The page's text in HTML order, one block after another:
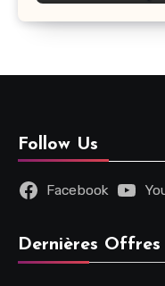
Follow Us
Facebook
Dernières Offres